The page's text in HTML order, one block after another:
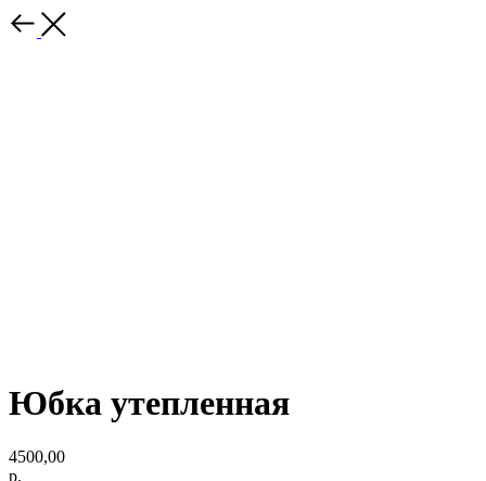
Юбка утепленная
4500,00
р.